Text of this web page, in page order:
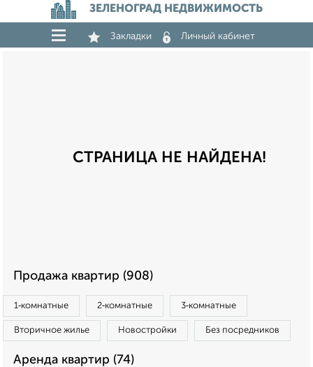
ЗЕЛЕНОГРАД НЕДВИЖИМОСТЬ
Закладки Личный кабинет
СТРАНИЦА НЕ НАЙДЕНА!
Продажа квартир (908)
1‑комнатные 2‑комнатные 3‑комнатные
Вторичное жилье Новостройки Без посредников
Аренда квартир (74)